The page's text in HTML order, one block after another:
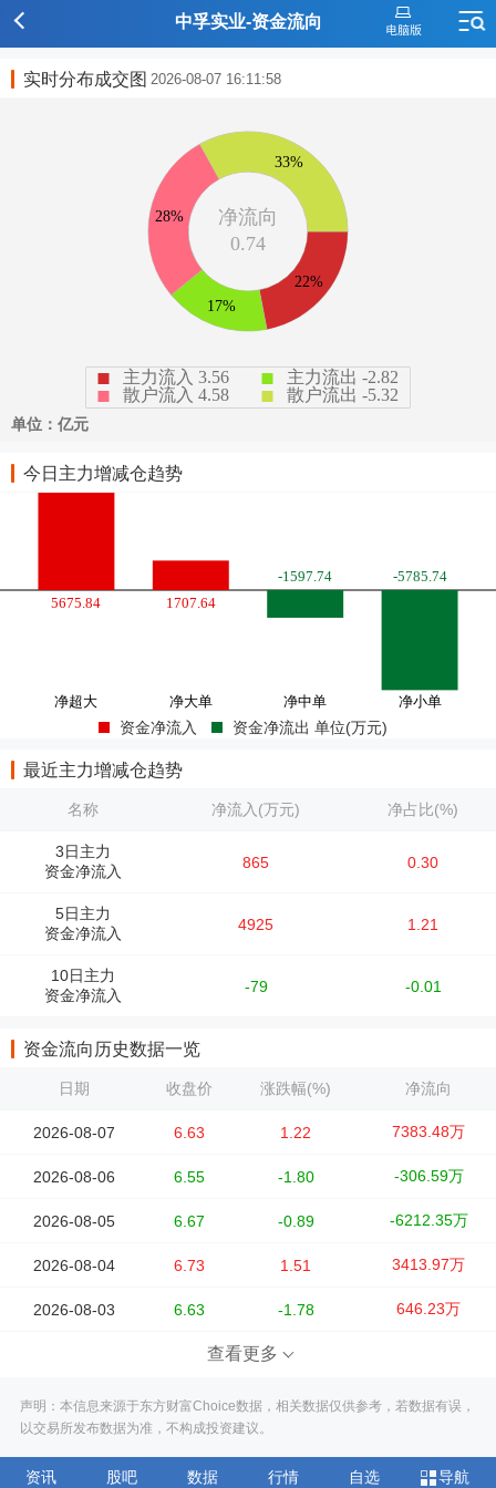
中孚实业-资金流向
实时分布成交图 2026-08-07 16:11:58
今日主力增减仓趋势
资金净流入 资金净流出 单位(万元)
最近主力增减仓趋势
名称 净流入(万元) 净占比(%)
3日主力
资金净流入
865 0.30
5日主力
资金净流入
4925 1.21
10日主力
资金净流入
-79 -0.01
资金流向历史数据一览
日期 收盘价 涨跌幅(%) 净流向
2026-08-07 6.63 1.22 7383.48万
2026-08-06 6.55 -1.80 -306.59万
2026-08-05 6.67 -0.89 -6212.35万
2026-08-04 6.73 1.51 3413.97万
2026-08-03 6.63 -1.78 646.23万
查看更多
声明：本信息来源于东方财富Choice数据，相关数据仅供参考，若数据有误，
以交易所发布数据为准，不构成投资建议。
资讯 股吧 数据 行情 自选 导航